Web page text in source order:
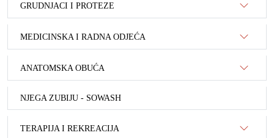
GRUDNJACI I PROTEZE
MEDICINSKA I RADNA ODJEĆA
ANATOMSKA OBUĆA
NJEGA ZUBIJU - SOWASH
TERAPIJA I REKREACIJA